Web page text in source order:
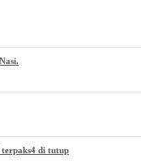
di tutup